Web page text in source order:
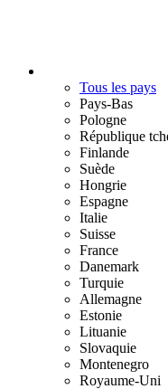
Tous les pays
Pays-Bas
Pologne
République
Finlande
Suède
Hongrie
Espagne
Italie
Suisse
France
Danemark
Turquie
Allemagne
Estonie
Lituanie
Slovaquie
Montenegro
Royaume-Uni